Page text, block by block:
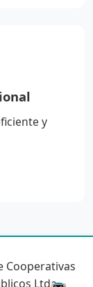
y
Cooperativas
Ltda.